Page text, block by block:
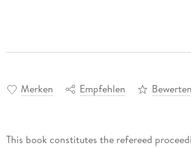
Merken Empfehlen Bewerten
This book constitutes the refereed